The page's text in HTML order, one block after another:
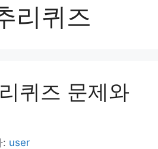
리퀴즈
퀴즈 문제와
: user